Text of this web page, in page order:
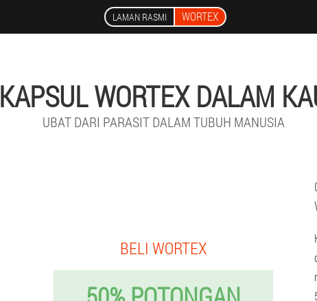
LAMAN RASMI WORTEX
KAPSUL WORTEX DALAM
UBAT DARI PARASIT DALAM TUBUH MANUSIA
BELI WORTEX